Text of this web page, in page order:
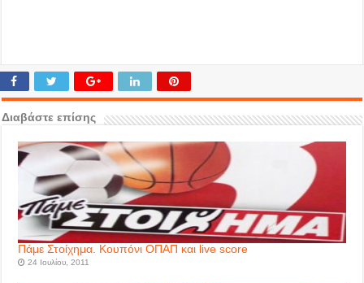
Διαβάστε επίσης
Πάμε Στοίχημα. Κουπόνι ΟΠΑΠ και live score
24 Ιουλίου, 2011